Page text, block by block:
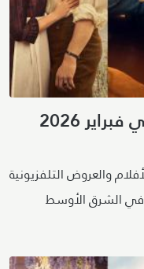
2026
والعروض التلفزيونية
القادمة إلى نتفليكس في فبراير 2026 في الشرق الأوسط